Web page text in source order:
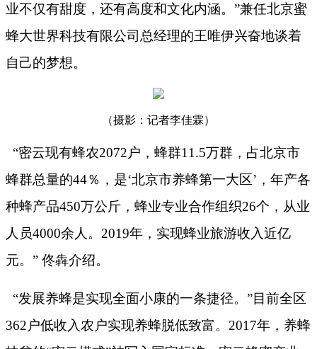
业不仅有甜度，还有高度和文化内涵。”兼任北京蜜
蜂大世界科技有限公司总经理的王唯伊兴奋地谈着
自己的梦想。
（摄影：记者李佳霖）
“密云现有蜂农2072 户，蜂群11.5万群，占北京市
蜂群总量的44％，是‘北京市养蜂第一大区’，年产各
种蜂产品450万公斤，蜂业专业合作组织26个，从业
人员4000余人。 2019年，实现蜂业旅游收入近亿
元。” 佟犇介绍。
“发展养蜂是实现全面小康的一条捷径。”目前全区
362 户低收入农户实现养蜂脱低致富。 2017年，养蜂